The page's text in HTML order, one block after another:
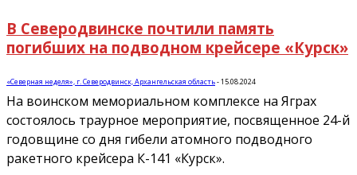
В Северодвинске почтили память
погибших на подводном крейсере «Курск»
«Северная неделя», г. Северодвинск, Архангельская область-15.08.2024
На воинском мемориальном комплексе на Яграх
состоялось траурное мероприятие, посвященное 24-й
годовщине со дня гибели атомного подводного
ракетного крейсера К-141 «Курск».